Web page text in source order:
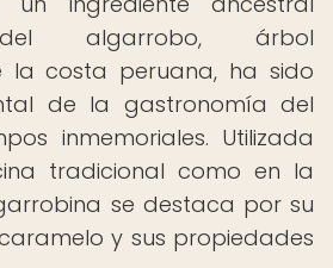
del algarrobo, árbol
la costa peruana, ha sido
de la gastronomía del
inmemoriales. Utilizada
tradicional como en la
se destaca por su
y sus propiedades